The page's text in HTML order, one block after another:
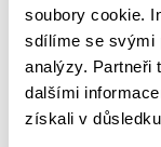
soubory cookie.
sdílíme se svými
analýzy. Partneři
dalšími
získali v
PSČ
Stát